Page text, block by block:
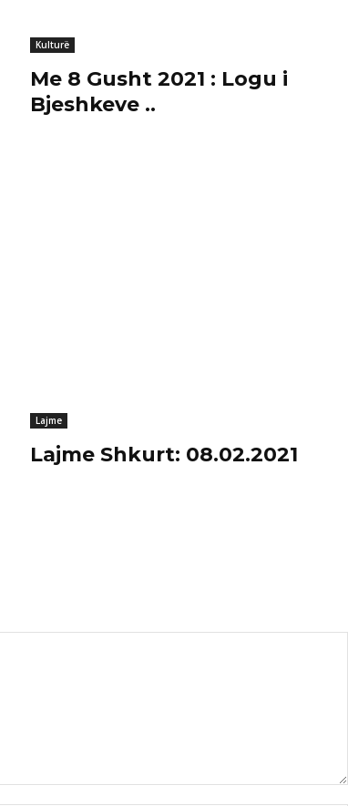
Kulturë
Me 8 Gusht 2021 : Logu i
Bjeshkeve ..
Lajme
Lajme Shkurt: 08.02.2021